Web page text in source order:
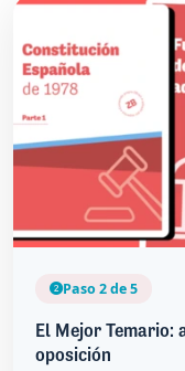
Paso 2 de 5
El Mejor
oposición